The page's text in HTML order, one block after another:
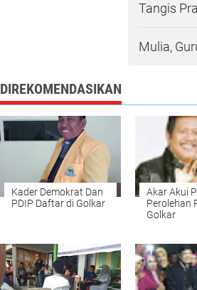
Tangis
Mulia,
DIREKOMENDASIKAN
Kader Demokrat Dan
PDIP Daftar di Golkar
Akar Akui
Perolehan
Golkar